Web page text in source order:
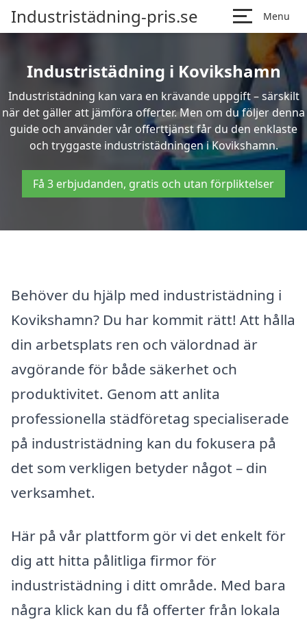
Industristädning-pris.se Menu
Industristädning i Kovikshamn
Industristädning kan vara en krävande uppgift – särskilt
när det gäller att jämföra offerter. Men om du följer denna
guide och använder vår offerttjänst får du den enklaste
och tryggaste industristädningen i Kovikshamn.
Få 3 erbjudanden, gratis och utan förpliktelser
Behöver du hjälp med industristädning i
Kovikshamn? Du har kommit rätt! Att hålla
din arbetsplats ren och välordnad är
avgörande för både säkerhet och
produktivitet. Genom att anlita
professionella städföretag specialiserade
på industristädning kan du fokusera på
det som verkligen betyder något – din
verksamhet.
Här på vår plattform gör vi det enkelt för
dig att hitta pålitliga firmor för
industristädning i ditt område. Med bara
några klick kan du få offerter från lokala